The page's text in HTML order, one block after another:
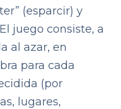
(esparcir) y
juego consiste, a
al azar, en
para cada
(por
lugares,